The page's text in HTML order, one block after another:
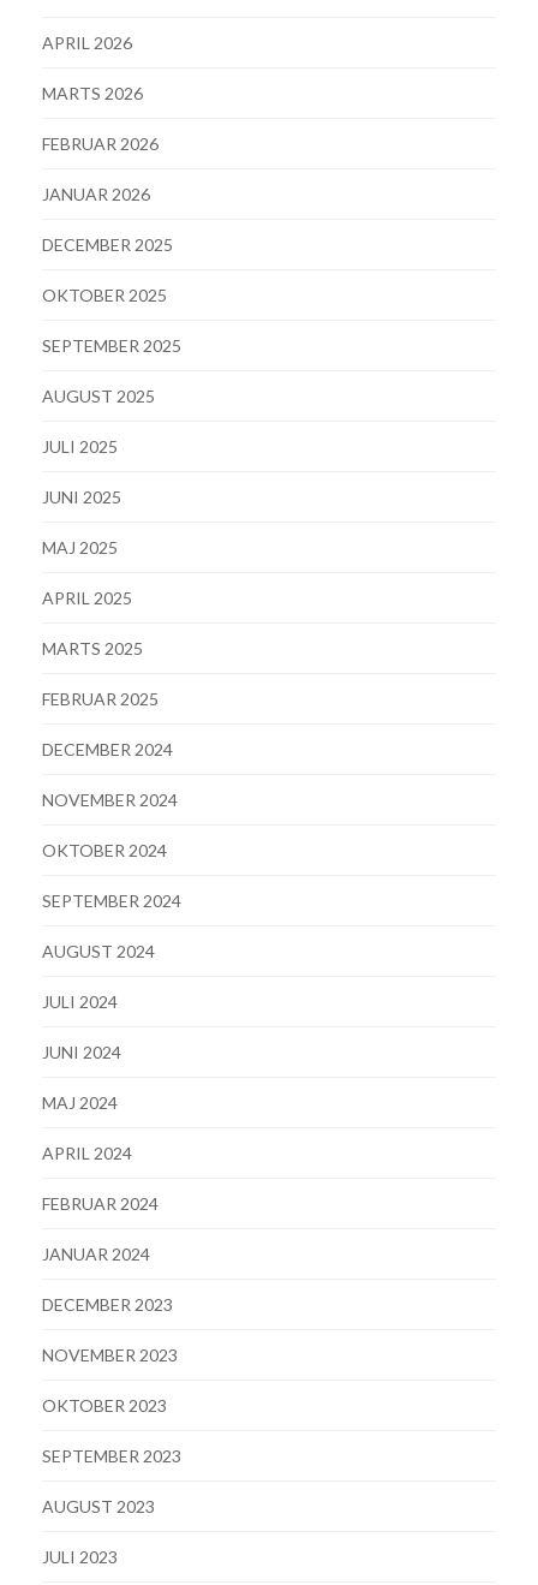
APRIL 2026
MARTS 2026
FEBRUAR 2026
JANUAR 2026
DECEMBER 2025
OKTOBER 2025
SEPTEMBER 2025
AUGUST 2025
JULI 2025
JUNI 2025
MAJ 2025
APRIL 2025
MARTS 2025
FEBRUAR 2025
DECEMBER 2024
NOVEMBER 2024
OKTOBER 2024
SEPTEMBER 2024
AUGUST 2024
JULI 2024
JUNI 2024
MAJ 2024
APRIL 2024
FEBRUAR 2024
JANUAR 2024
DECEMBER 2023
NOVEMBER 2023
OKTOBER 2023
SEPTEMBER 2023
AUGUST 2023
JULI 2023